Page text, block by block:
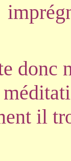
donc
il